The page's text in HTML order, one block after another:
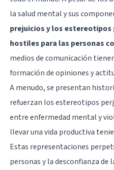
la salud mental y sus
prejuicios y los
hostiles para las personas
medios de comunicación
formación de opiniones y
A menudo, se presentan
refuerzan los estereotipos
entre enfermedad mental y
llevar una vida productiva
Estas representaciones
personas y la desconfianza de